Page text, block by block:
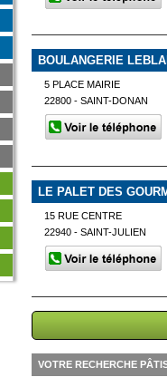
BOULANGERIE
5 PLACE MAIRIE
22800 - SAINT-DONAN
LE PALET DES
15 RUE CENTRE
22940 - SAINT-JULIEN
VOTRE RECHERCHE